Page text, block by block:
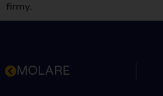
firmy.
MOLARE